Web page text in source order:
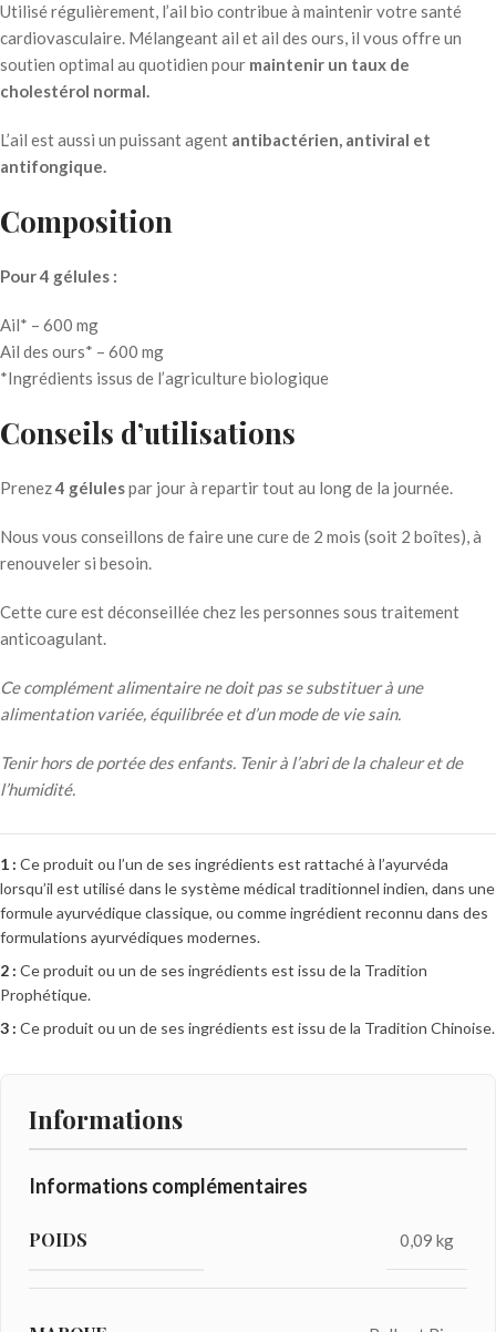
Utilisé régulièrement, l’ail bio contribue à maintenir votre santé
cardiovasculaire. Mélangeant ail et ail des ours, il vous offre un
soutien optimal au quotidien pour maintenir un taux de
cholestérol normal.
L’ail est aussi un puissant agent antibactérien, antiviral et
antifongique.
Composition
Pour 4 gélules :
Ail* – 600 mg
Ail des ours* – 600 mg
*Ingrédients issus de l’agriculture biologique
Conseils d’utilisations
Prenez4 gélulespar jour à repartir tout au long de la journée.
Nous vous conseillons de faire une cure de 2 mois (soit 2 boîtes), à
renouveler si besoin.
Cette cure est déconseillée chez les personnes sous traitement
anticoagulant.
Ce complément alimentaire ne doit pas se substituer à une
alimentation variée, équilibrée et d’un mode de vie sain.
Tenir hors de portée des enfants. Tenir à l’abri de la chaleur et de
l’humidité.
1 : Ce produit ou l’un de ses ingrédients est rattaché à l’ayurvéda
lorsqu’il est utilisé dans le système médical traditionnel indien, dans une
formule ayurvédique classique, ou comme ingrédient reconnu dans des
formulations ayurvédiques modernes.
2 : Ce produit ou un de ses ingrédients est issu de la Tradition
Prophétique.
3 : Ce produit ou un de ses ingrédients est issu de la Tradition Chinoise.
Informations
Informations complémentaires
POIDS 0,09 kg